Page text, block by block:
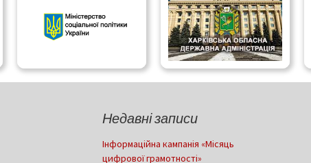
Недавні записи
Інформаційна кампанія «Місяць
цифрової грамотності»